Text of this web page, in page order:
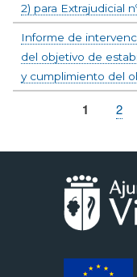
2) para Extrajudicial
Informe de
del objetivo de
y cumplimiento del
Página
1 Page
2